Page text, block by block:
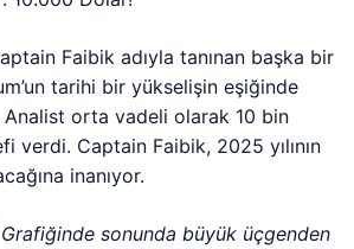
Faibik adıyla tanınan başka bir
tarihi bir yükselişin eşiğinde
orta vadeli olarak 10 bin
verdi. Captain Faibik, 2025 yılının
inanıyor.
Grafiğinde sonunda büyük üçgenden